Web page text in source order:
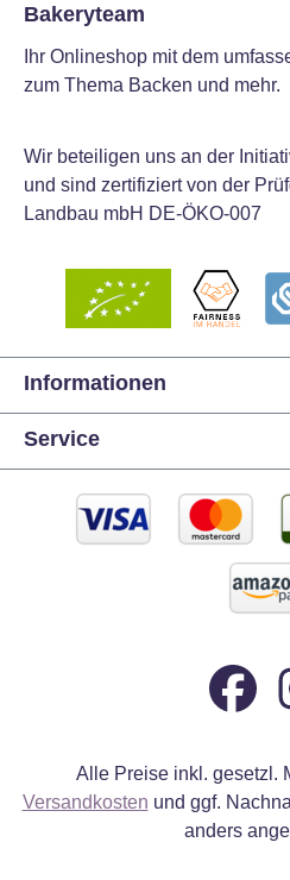
Bakeryteam
Ihr Onlineshop mit dem
zum Thema Backen und mehr.
Wir beteiligen uns an der
und sind zertifiziert von der
Landbau mbH DE-ÖKO-007
Informationen
Service
Alle Preise inkl. gesetzl.
Versandkosten und ggf.
anders